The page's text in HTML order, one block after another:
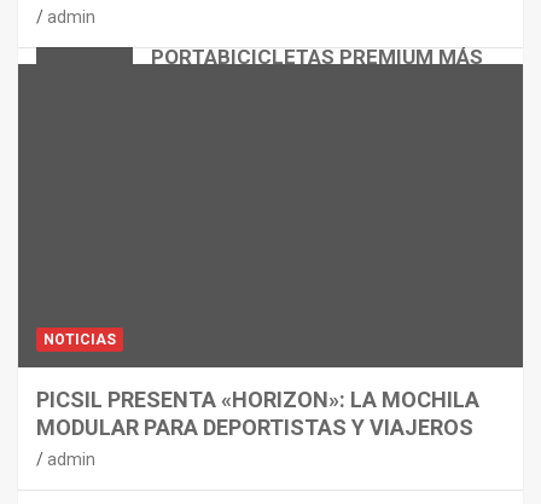
PORTABICICLETAS PREMIUM MÁS
admin
NOTICIAS
PICSIL PRESENTA «HORIZON»: LA MOCHILA
MODULAR PARA DEPORTISTAS Y VIAJEROS
admin